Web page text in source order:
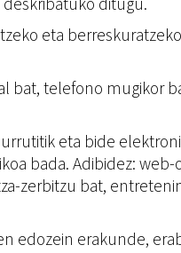
eta
bat, telefono mugikor
eta bide
bada. Adibidez:
zerbitzu bat,
edozein erakunde,